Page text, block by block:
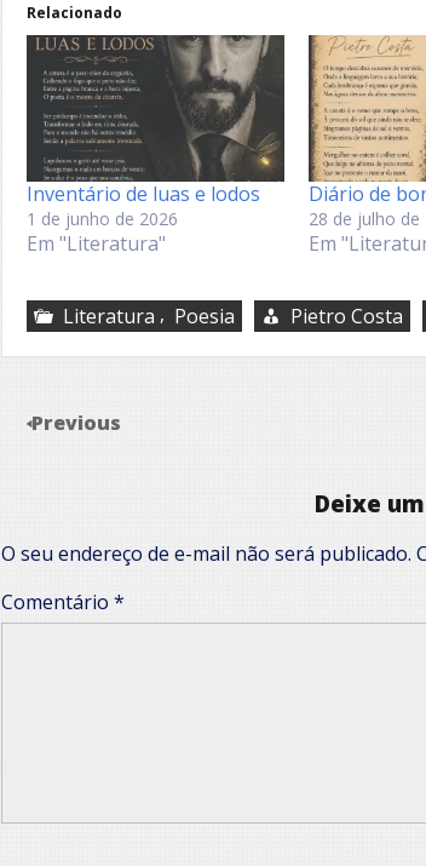
Relacionado
Inventário de luas e lodos
1 de junho de 2026
Em "Literatura"
Diário de
28 de julho de
Em
Literatura , Poesia Pietro Costa
Previous
Deixe
O seu endereço de e-mail não será publicado.
Comentário *